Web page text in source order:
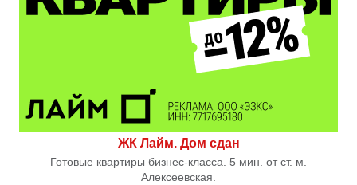
ЖК Лайм. Дом сдан
Готовые квартиры бизнес-класса. 5 мин. от ст. м.
Алексеевская.